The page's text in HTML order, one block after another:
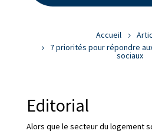
Accueil
7 priorités pour répondre
sociaux
Editorial
Alors que le secteur du logement